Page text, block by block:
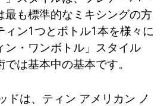
最も標準的なミキシングの方
ィン1つとボトル1本を様々に
ン・ワンボトル」スタイル
は基本中の基本です。
ドは、ティン アメリカン ノ